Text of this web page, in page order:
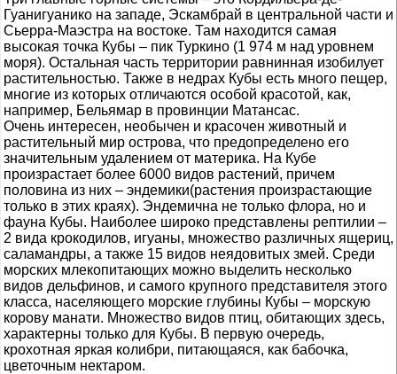
Гуанигуанико на западе, Эскамбрай в центральной части и
Сьерра-Маэстра на востоке. Там находится самая
высокая точка Кубы – пик Туркино (1 974 м над уровнем
моря). Остальная часть территории равнинная изобилует
растительностью. Также в недрах Кубы есть много пещер,
многие из которых отличаются особой красотой, как,
например, Бельямар в провинции Матансас.
Очень интересен, необычен и красочен животный и
растительный мир острова, что предопределено его
значительным удалением от материка. На Кубе
произрастает более 6000 видов растений, причем
половина из них – эндемики(растения произрастающие
только в этих краях). Эндемична не только флора, но и
фауна Кубы. Наиболее широко представлены рептилии –
2 вида крокодилов, игуаны, множество различных ящериц,
саламандры, а также 15 видов неядовитых змей. Среди
морских млекопитающих можно выделить несколько
видов дельфинов, и самого крупного представителя этого
класса, населяющего морские глубины Кубы – морскую
корову манати. Множество видов птиц, обитающих здесь,
характерны только для Кубы. В первую очередь,
крохотная яркая колибри, питающаяся, как бабочка,
цветочным нектаром.